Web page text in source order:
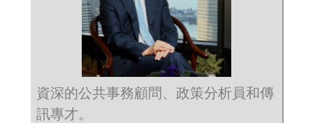
資深的公共事務顧問、政策分析員和傳
訊專才。